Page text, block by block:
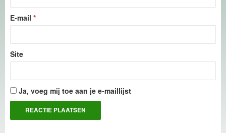
E-mail *
Site
Ja, voeg mij toe aan je e-maillijst